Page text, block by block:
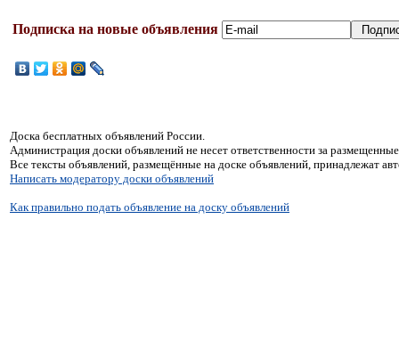
Подписка на новые объявления
Доска бесплатных объявлений России.
Администрация доски объявлений не несет ответственности за
Все тексты объявлений, размещённые на доске объявлений, принадлежат
Написать модератору доски объявлений
Как правильно подать объявление на доску объявлений